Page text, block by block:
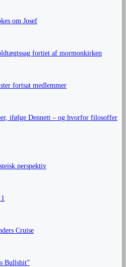
om Josef
fortiet af mormonkirken
fortsat medlemmer
ifølge Dennett – og hvorfor filosoffer
perspektiv
Cruise
Bullshit”